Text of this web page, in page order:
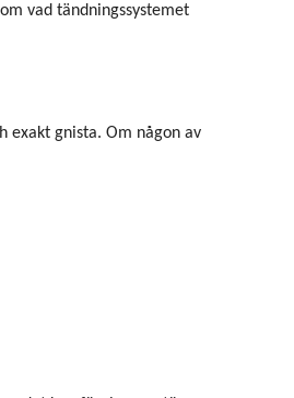
vad tändningssystemet
exakt gnista. Om någon av